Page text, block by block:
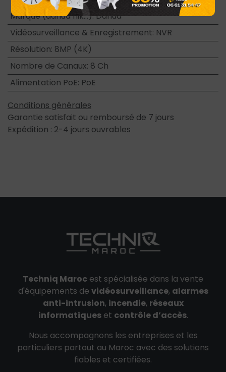
Marque (dahua hik...):Dahua
Vidéosurveillance & Enregistrement: NVR
Résolution: 8MP (4K)
Nombre de Canaux: 8 Ch
Alimentation PoE: PoE
Conditions générales
Garantie satisfait ou remboursé de 7 jours
Expédition : 2-4 jours ouvrables
Techniq Maroc est spécialisée dans la vente
d'équipements de vidéosurveillance, alarmes
anti-intrusion, incendie, réseaux
informatiqueset contrôle d’accès.
Nous accompagnons les entreprises et les
particuliers partout au Maroc avec des solutions
fiables et certifiées.